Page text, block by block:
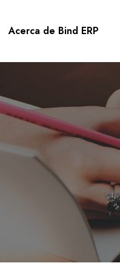
Acerca de Bind ERP